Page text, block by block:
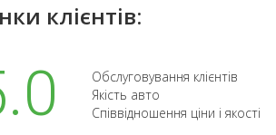
клієнтів:
Обслуговування клієнтів
Якість авто
Співвідношення ціни і якості